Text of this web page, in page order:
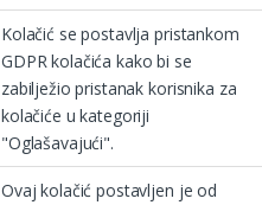
Kolačić se postavlja pristankom
GDPR kolačića kako bi se
zabilježio pristanak korisnika za
kolačiće u kategoriji
"Oglašavajući".
Ovaj kolačić postavljen je od